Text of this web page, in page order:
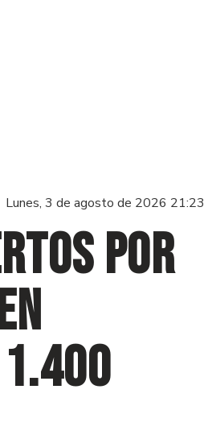
Lunes, 3 de agosto de 2026 21:23
por